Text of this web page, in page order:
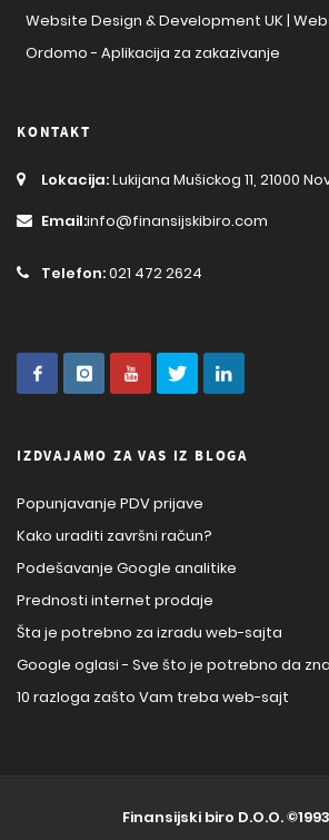
Website Design & Development UK |
Ordomo - Aplikacija za zakazivanje
KONTAKT
Lokacija:Lukijana Mušickog 11, 21000
Email:info@finansijskibiro.com
Telefon:021 472 2624
IZDVAJAMO ZA VAS IZ BLOGA
Popunjavanje PDV prijave
Kako uraditi završni račun?
Podešavanje Google analitike
Prednosti internet prodaje
Šta je potrebno za izradu web-sajta
Google oglasi - Sve što je potrebno da
10 razloga zašto Vam treba web-sajt
Finansijski biro D.O.O.